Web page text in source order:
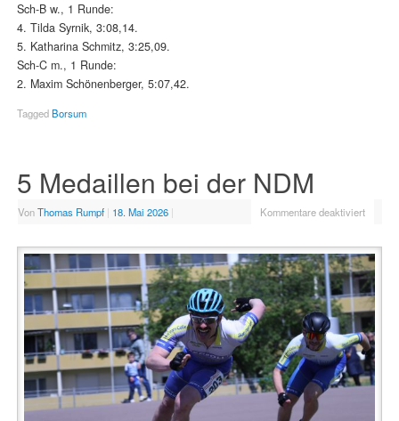
Sch-B w., 1 Runde:
4. Tilda Syrnik, 3:08,14.
5. Katharina Schmitz, 3:25,09.
Sch-C m., 1 Runde:
2. Maxim Schönenberger, 5:07,42.
TaggedBorsum
5 Medaillen bei der NDM
VonThomas Rumpf | 18. Mai 2026 | Kommentare deaktiviert